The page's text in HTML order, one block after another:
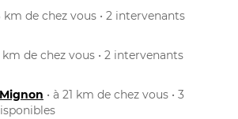
km de chez vous • 2 intervenants
km de chez vous • 2 intervenants
• à 21 km de chez vous • 3